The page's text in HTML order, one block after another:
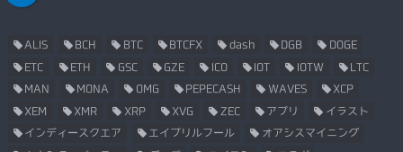
ALIS BCH BTC BTCFX dash DGB DOGE
ETC ETH GSC GZE ICO IOT IOTW LTC
MAN MONA OMG PEPECASH WAVES XCP
XEM XMR XRP XVG ZEC アプリ イラスト
インディースクエア エイプリルフール オアシスマイニング